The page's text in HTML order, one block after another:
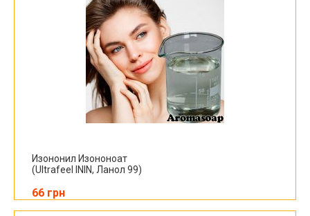
Изононил Изононоат
(Ultrafeel ININ, Ланол 99)
66 грн